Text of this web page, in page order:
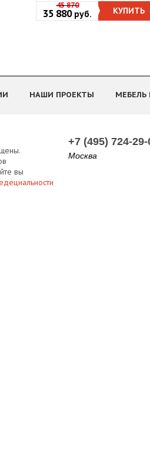
45 870
35 880 руб. КУПИТЬ
НАШИ ПРОЕКТЫ
вы
+7 (495) 724-29-
Москва